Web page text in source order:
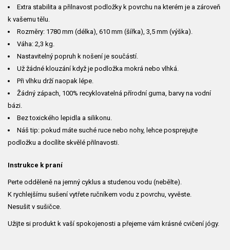
Extra stabilita a přilnavost podložky k povrchu na kterém je a zároveň
k vašemu tělu.
Rozměry: 1780 mm (délka), 610 mm (šířka), 3,5 mm (výška).
Váha: 2,3 kg.
Nastavitelný popruh k nošení je součástí.
Už žádné klouzání když je podložka mokrá nebo vlhká.
Při vlhku drží naopak lépe.
Žádný zápach, 100% recyklovatelná přírodní guma, barvy na vodní
bázi.
Bez toxického lepidla a silikonu.
Náš tip: pokud máte suché ruce nebo nohy, lehce posprejujte
podložku a docílíte skvělé přilnavosti.
Instrukce k praní
Perte odděleně na jemný cyklus a studenou vodu (nebělte).
K rychlejšímu sušení vytřete ručníkem vodu z povrchu, vyvěste.
Nesušit v sušičce.
Užijte si produkt k vaší spokojenosti a přejeme vám krásné cvičení jógy.